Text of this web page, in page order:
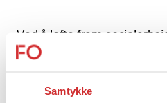
Samtykke
Ved å løfte fram
og refleksjoner, ønsker jeg
og hvordan motstand,